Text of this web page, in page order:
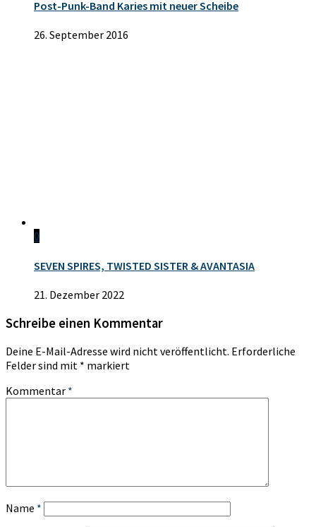
Post-Punk-Band Karies mit neuer Scheibe
26. September 2016
0
SEVEN SPIRES, TWISTED SISTER & AVANTASIA
21. Dezember 2022
Schreibe einen Kommentar
Deine E-Mail-Adresse wird nicht veröffentlicht. Erforderliche
Felder sind mit * markiert
Kommentar *
Name *